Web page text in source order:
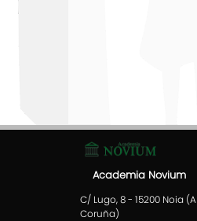
Academia Novium
C/ Lugo, 8 - 15200 Noia (A
Coruña)